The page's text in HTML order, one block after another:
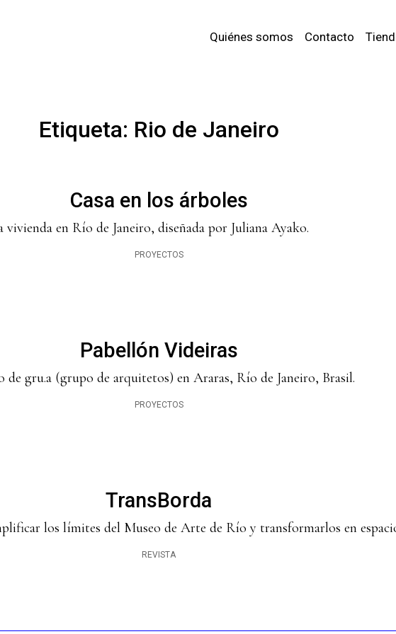
Quiénes somos Contacto
Etiqueta: Rio de Janeiro
Casa en los árboles
vivienda en Río de Janeiro, diseñada por Juliana Ayako.
PROYECTOS
Pabellón Videiras
de gru.a (grupo de arquitetos) en Araras, Río de Janeiro, Brasil.
PROYECTOS
TransBorda
los límites del Museo de Arte de Río y transformarlos en
REVISTA